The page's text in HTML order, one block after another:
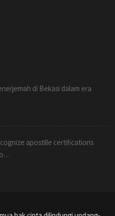
di Bekasi dalam era
apostille certifications